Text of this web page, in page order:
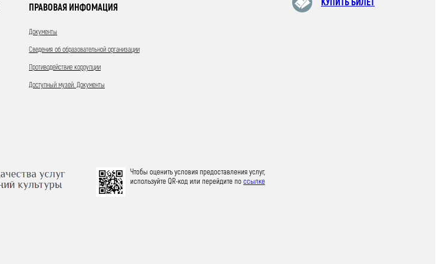
ПРАВОВАЯ ИНФОМАЦИЯ
Документы
Сведения об образовательной организации
Противодействие коррупции
Доступный музей. Документы
КУПИТЬ БИЛЕТ
Чтобы оценить условия предоставления услуг,
используйте QR-код или перейдите поссылке